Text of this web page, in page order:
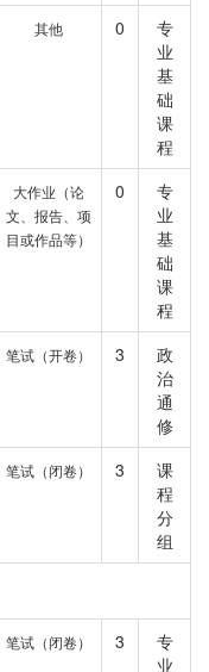
其他 0
专
业
基
础
课
程
大作业（论
文、报告、项
目或作品等）
0
专
业
基
础
课
程
笔试（开卷） 3
政
治
通
修
笔试（闭卷） 3
课
程
分
组
笔试（闭卷） 3
专
业